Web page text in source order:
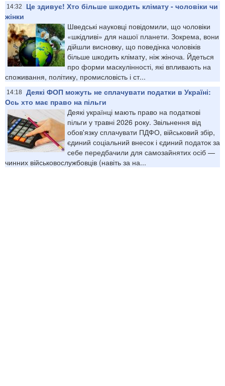
14:32
Це здивує! Хто більше шкодить клімату - чоловіки чи
жінки
Шведські науковці повідомили, що чоловіки
«шкідливі» для нашої планети. Зокрема, вони
дійшли висновку, що поведінка чоловіків
більше шкодить клімату, ніж жіноча. Йдеться
про форми маскулінності, які впливають на
споживання, політику, промисловість і ст...
14:18 Деякі ФОП можуть не сплачувати податки в Україні:
Ось хто має право на пільги
Деякі українці мають право на податкові
пільги у травні 2026 року. Звільнення від
обов'язку сплачувати ПДФО, військовий збір,
єдиний соціальний внесок і єдиний податок за
себе передбачили для самозайнятих осіб —
чинних військовослужбовців (навіть за на...